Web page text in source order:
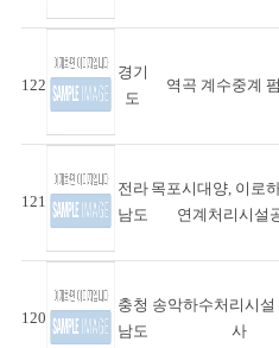
122
경기
도
역곡 계수중계
121
전라
남도
목포시대양, 이로
연계처리시설
120
충청
남도
송악하수처리시설
사